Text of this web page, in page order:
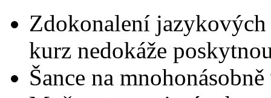
Zdokonalení
kurz nedokáže
Šance na